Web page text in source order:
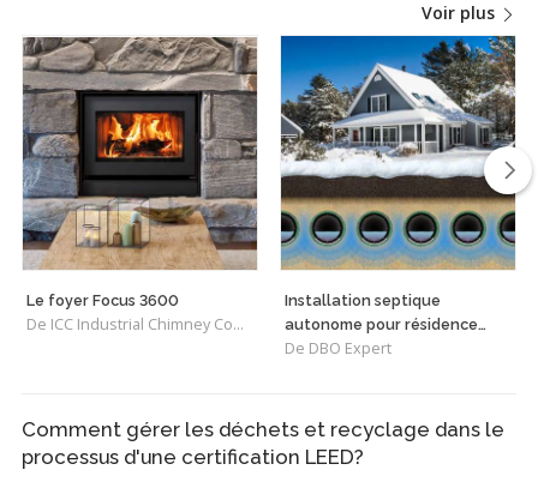
Voir plus
Le foyer Focus 3600
De ICC Industrial Chimney Company Inc.
Installation septique
autonome pour résidence
isolée
De DBO Expert
Comment gérer les déchets et recyclage dans le
processus d'une certification LEED?